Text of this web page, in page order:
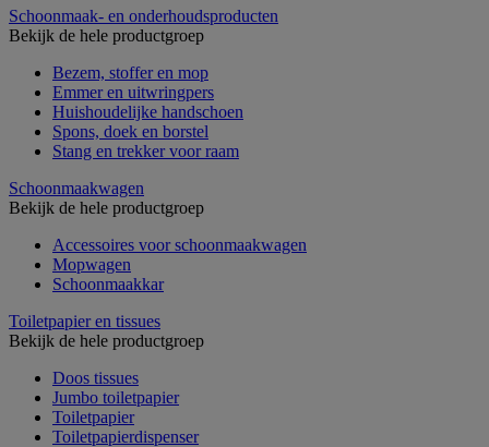
Schoonmaak- en onderhoudsproducten
Bekijk de hele productgroep
Bezem, stoffer en mop
Emmer en uitwringpers
Huishoudelijke handschoen
Spons, doek en borstel
Stang en trekker voor raam
Schoonmaakwagen
Bekijk de hele productgroep
Accessoires voor schoonmaakwagen
Mopwagen
Schoonmaakkar
Toiletpapier en tissues
Bekijk de hele productgroep
Doos tissues
Jumbo toiletpapier
Toiletpapier
Toiletpapierdispenser